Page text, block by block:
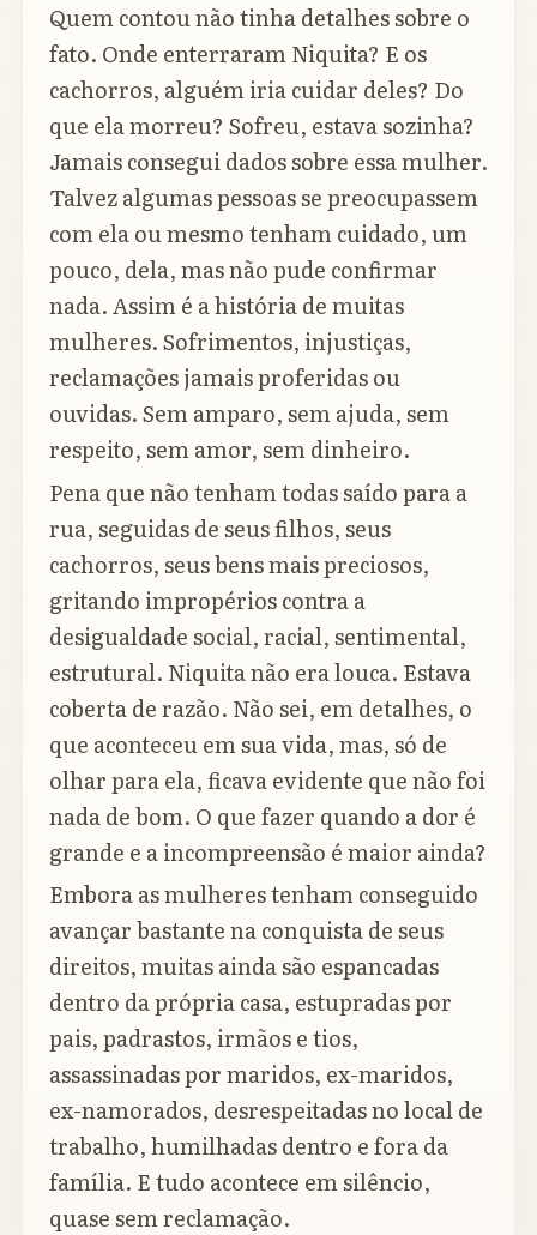
Quem contou não tinha detalhes sobre o
fato. Onde enterraram Niquita? E os
cachorros, alguém iria cuidar deles? Do
que ela morreu? Sofreu, estava sozinha?
Jamais consegui dados sobre essa mulher.
Talvez algumas pessoas se preocupassem
com ela ou mesmo tenham cuidado, um
pouco, dela, mas não pude confirmar
nada. Assim é a história de muitas
mulheres. Sofrimentos, injustiças,
reclamações jamais proferidas ou
ouvidas. Sem amparo, sem ajuda, sem
respeito, sem amor, sem dinheiro.
Pena que não tenham todas saído para a
rua, seguidas de seus filhos, seus
cachorros, seus bens mais preciosos,
gritando impropérios contra a
desigualdade social, racial, sentimental,
estrutural. Niquita não era louca. Estava
coberta de razão. Não sei, em detalhes, o
que aconteceu em sua vida, mas, só de
olhar para ela, ficava evidente que não foi
nada de bom. O que fazer quando a dor é
grande e a incompreensão é maior ainda?
Embora as mulheres tenham conseguido
avançar bastante na conquista de seus
direitos, muitas ainda são espancadas
dentro da própria casa, estupradas por
pais, padrastos, irmãos e tios,
assassinadas por maridos, ex-maridos,
ex-namorados, desrespeitadas no local de
trabalho, humilhadas dentro e fora da
família. E tudo acontece em silêncio,
quase sem reclamação.